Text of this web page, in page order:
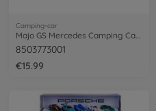
Camping-car
8503773001
€15.99